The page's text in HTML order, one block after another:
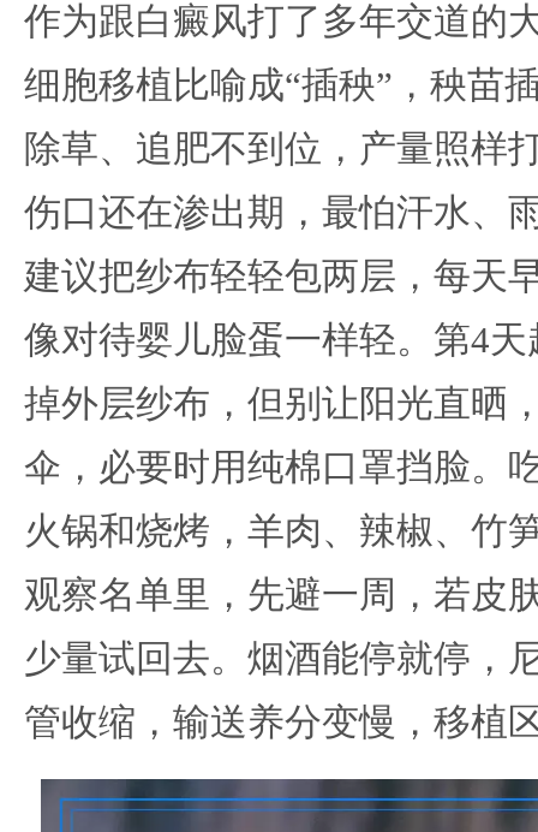
作为跟白癜风打了多年交道的
细胞移植比喻成“插秧”，秧苗
除草、追肥不到位，产量照样
伤口还在渗出期，最怕汗水、
建议把纱布轻轻包两层，每天
像对待婴儿脸蛋一样轻。第4
掉外层纱布，但别让阳光直晒
伞，必要时用纯棉口罩挡脸。
火锅和烧烤，羊肉、辣椒、竹
观察名单里，先避一周，若皮
少量试回去。烟酒能停就停，
管收缩，输送养分变慢，移植